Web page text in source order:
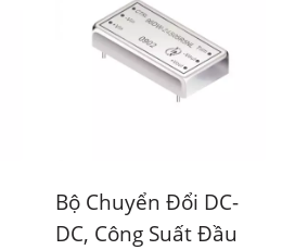
Bộ Chuyển Đổi DC-
DC, Công Suất Đầu